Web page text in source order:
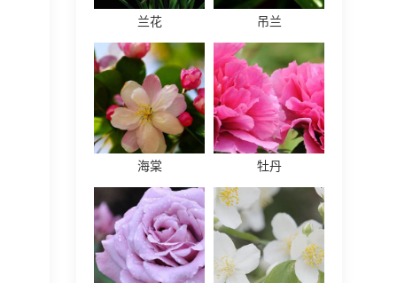
兰花 吊兰
海棠 牡丹